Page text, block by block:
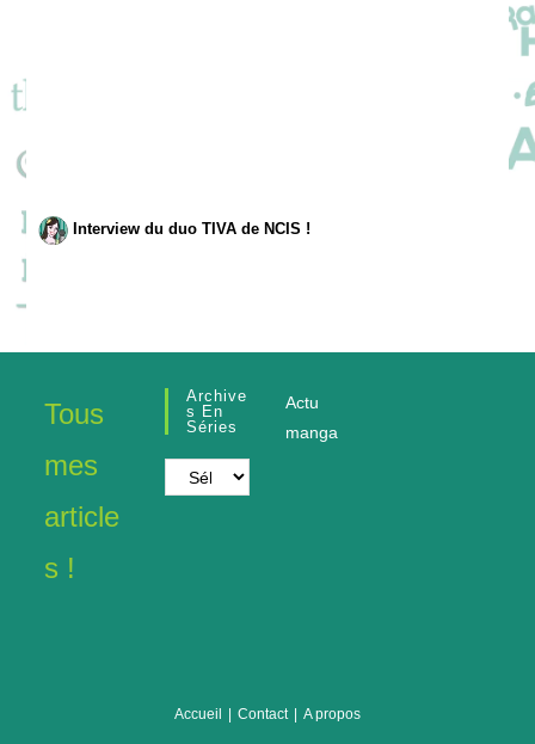
Interview du duo TIVA de NCIS !
Tous
mes
article
s !
Archive
S En
Séries
Archives
en
Actu
manga
Accueil Contact A propos